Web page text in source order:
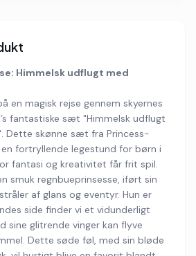
Himmelsk udflugt med
en magisk rejse gennem skyernes
fantastiske sæt "Himmelsk udflugt
Dette skønne sæt fra Princess-
fortryllende legestund for børn i
fantasi og kreativitet får frit spil.
smuk regnbueprinsesse, iført sin
af glans og eventyr. Hun er
side finder vi et vidunderligt
sine glitrende vinger kan flyve
Dette søde føl, med sin bløde